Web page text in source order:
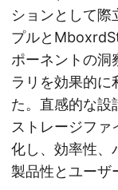
ションとして際
プルと
ポーネントの洞
ラリを効果的に
た。直感的な設
ストレージフ
化し、効率性、
製品性とユーザ